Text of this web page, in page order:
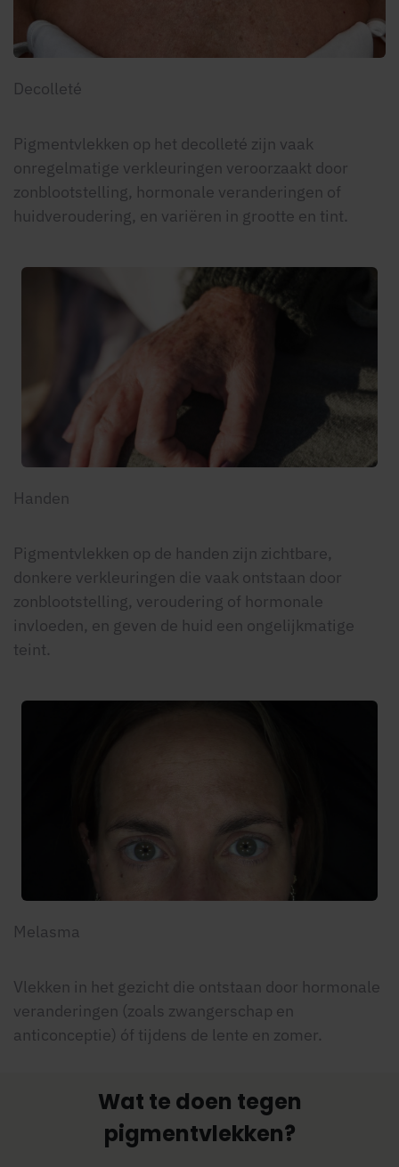
Decolleté
Pigmentvlekken op het decolleté zijn vaak
onregelmatige verkleuringen veroorzaakt door
zonblootstelling, hormonale veranderingen of
huidveroudering, en variëren in grootte en tint.
Handen
Pigmentvlekken op de handen zijn zichtbare,
donkere verkleuringen die vaak ontstaan door
zonblootstelling, veroudering of hormonale
invloeden, en geven de huid een ongelijkmatige
teint.
Melasma
Vlekken in het gezicht die ontstaan door hormonale
veranderingen (zoals zwangerschap en
anticonceptie) óf tijdens de lente en zomer.
Wat te doen tegen
pigmentvlekken?